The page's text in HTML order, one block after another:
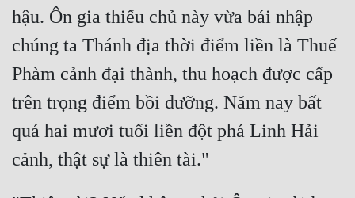
hậu. Ôn gia thiếu chủ này vừa bái nhập
chúng ta Thánh địa thời điểm liền là Thuế
Phàm cảnh đại thành, thu hoạch được cấp
trên trọng điểm bồi dưỡng. Năm nay bất
quá hai mươi tuổi liền đột phá Linh Hải